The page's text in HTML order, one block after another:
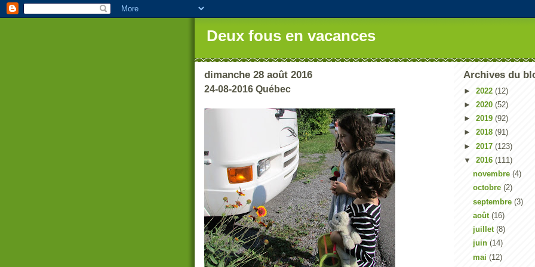
Deux fous en vacances
dimanche 28 août 2016
24-08-2016 Québec
Archives du
► 2022 (12)
► 2020 (52)
► 2019 (92)
► 2018 (91)
► 2017 (123)
▼ 2016 (111)
novembre (4)
octobre (2)
septembre (3)
août (16)
juillet (8)
juin (14)
mai (12)